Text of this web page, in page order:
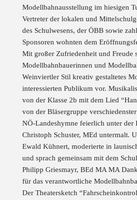
Modellbahnausstellung im hiesigen
Vertreter der lokalen und
des Schulwesens, der ÖBB sowie
Sponsoren wohnten dem
Mit großer Zufriedenheit und Freude
Modellbahnbauerinnen und
Weinviertler Stil kreativ gestaltetes
interessierten Publikum vor.
von der Klasse 2b mit dem Lied
von der Bläsergruppe
NÖ-Landeshymne feierlich unter der
Christoph Schuster, MEd untermalt.
Ewald Kühnert, moderierte in
und sprach gemeinsam mit dem
Philipp Griesmayr, BEd MA MA
für das verantwortliche
Der Theatersketch